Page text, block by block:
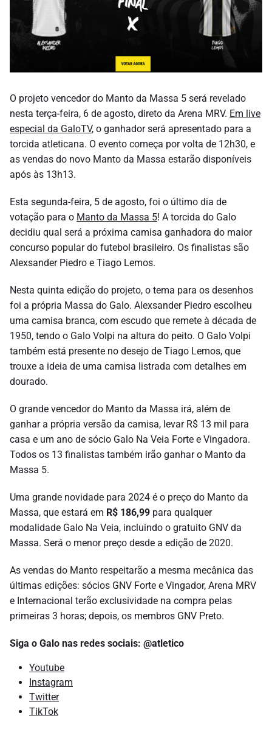
O projeto vencedor do Manto da Massa 5 será revelado
nesta terça-feira, 6 de agosto, direto da Arena MRV. Em live
especial da GaloTV, o ganhador será apresentado para a
torcida atleticana. O evento começa por volta de 12h30, e
as vendas do novo Manto da Massa estarão disponíveis
após às 13h13.
Esta segunda-feira, 5 de agosto, foi o último dia de
votação para o Manto da Massa 5! A torcida do Galo
decidiu qual será a próxima camisa ganhadora do maior
concurso popular do futebol brasileiro. Os finalistas são
Alexsander Piedro e Tiago Lemos.
Nesta quinta edição do projeto, o tema para os desenhos
foi a própria Massa do Galo. Alexsander Piedro escolheu
uma camisa branca, com escudo que remete à década de
1950, tendo o Galo Volpi na altura do peito. O Galo Volpi
também está presente no desejo de Tiago Lemos, que
trouxe a ideia de uma camisa listrada com detalhes em
dourado.
O grande vencedor do Manto da Massa irá, além de
ganhar a própria versão da camisa, levar R$ 13 mil para
casa e um ano de sócio Galo Na Veia Forte e Vingadora.
Todos os 13 finalistas também irão ganhar o Manto da
Massa 5.
Uma grande novidade para 2024 é o preço do Manto da
Massa, que estará em R$ 186,99 para qualquer
modalidade Galo Na Veia, incluindo o gratuito GNV da
Massa. Será o menor preço desde a edição de 2020.
As vendas do Manto respeitarão a mesma mecânica das
últimas edições: sócios GNV Forte e Vingador, Arena MRV
e Internacional terão exclusividade na compra pelas
primeiras 3 horas; depois, os membros GNV Preto.
Siga o Galo nas redes sociais: @atletico
Youtube
Instagram
Twitter
TikTok